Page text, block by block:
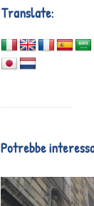
Translate:
Potrebbe